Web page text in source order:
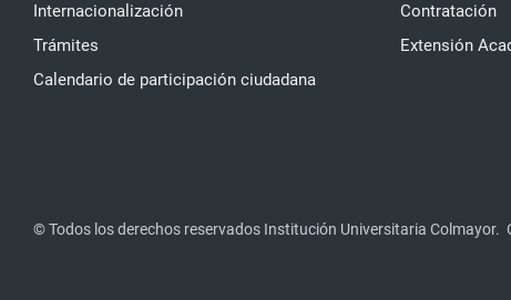
Internacionalización
Trámites
Calendario de participación ciudadana
Contratación
Extensión
© Todos los derechos reservados Institución Universitaria Colmayor.